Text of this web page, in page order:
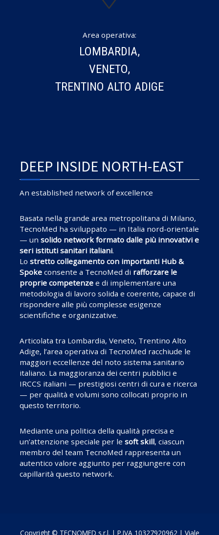
Area operativa:
LOMBARDIA,
VENETO,
TRENTINO ALTO ADIGE
DEEP INSIDE NORTH-EAST
An established network of excellence
Basata nella grande area metropolitana di Milano,
TecnoMed ha sviluppato — in Italia nord-orientale
— un solido network formato dalle più innovativi e
seri istituti sanitari italiani.
Lo stretto collegamento con importanti Hub &
Spoke consente a TecnoMed di rafforzare le
proprie competenze e di implementare una
metodologia di lavoro solida e coerente, capace di
rispondere alle più complesse esigenze
scientifiche e organizzative.
Articolata tra Lombardia, Veneto, Trentino Alto
Adige, l’area operativa di TecnoMed racchiude le
maggiori eccellenze del noto sistema sanitario
italiano. La maggioranza dei centri pubblici e
IRCCS italiani — prestigiosi centri di cura e ricerca
— per qualità e volumi sono collocati proprio in
questo territorio.
Mediante una politica della qualità precisa e
un’attenzione speciale per le soft skill, ciascun
membro del team TecnoMed rappresenta un
autentico valore aggiunto per raggiungere con
capillarità questo network.
Copyright © TECNOMED s.r.l. | P.IVA 10327920962 | Viale